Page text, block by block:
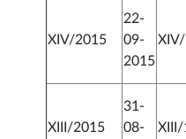
XIV/2015
22-
09-
2015
XIII/2015
31-
08-